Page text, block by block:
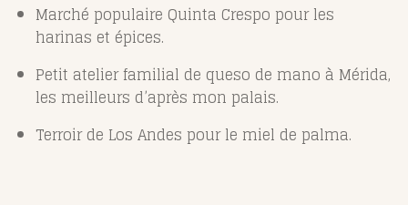
Marché populaire Quinta Crespo pour les
harinas et épices.
Petit atelier familial de queso de mano à Mérida,
les meilleurs d’après mon palais.
Terroir de Los Andes pour le miel de palma.